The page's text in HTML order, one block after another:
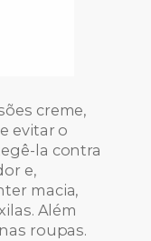
creme,
evitar o
la contra
e,
macia,
Além
roupas.